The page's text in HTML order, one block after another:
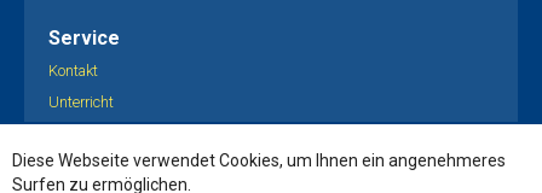
Service
Kontakt
Unterricht
Diese Webseite verwendet Cookies, um Ihnen ein angenehmeres
Surfen zu ermöglichen.